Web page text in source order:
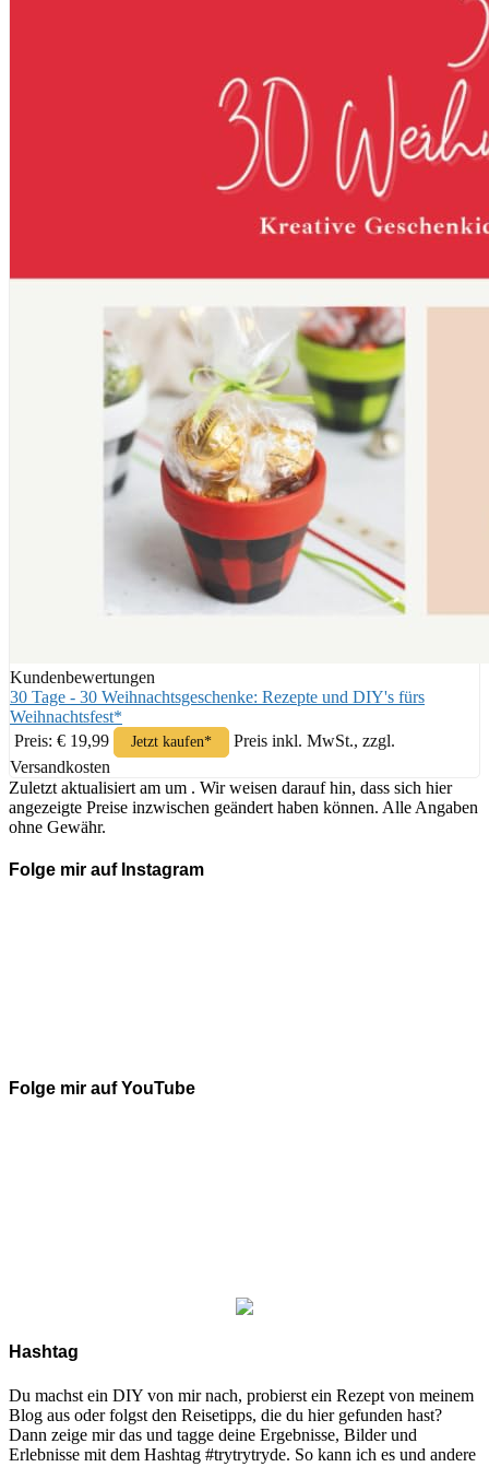
Kundenbewertungen
30 Tage - 30 Weihnachtsgeschenke: Rezepte und DIY's fürs
Weihnachtsfest*
Preis: € 19,99
Jetzt kaufen*
Preis inkl. MwSt., zzgl.
Versandkosten
Zuletzt aktualisiert am um . Wir weisen darauf hin, dass sich hier
angezeigte Preise inzwischen geändert haben können. Alle Angaben
ohne Gewähr.
Folge mir auf Instagram
Folge mir auf YouTube
Hashtag
Du machst ein DIY von mir nach, probierst ein Rezept von meinem
Blog aus oder folgst den Reisetipps, die du hier gefunden hast?
Dann zeige mir das und tagge deine Ergebnisse, Bilder und
Erlebnisse mit dem Hashtag #trytrytryde. So kann ich es und andere